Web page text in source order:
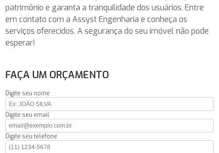
patrimônio e garanta a tranquilidade dos usuários. Entre
em contato com a Assyst Engenharia e conheça os
serviços oferecidos. A segurança do seu imóvel não pode
esperar!
FAÇA UM ORÇAMENTO
Digite seu nome
Digite seu email
Digite seu telefone